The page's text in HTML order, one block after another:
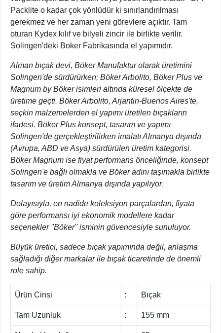
Packlite o kadar çok yönlüdür ki sınırlandırılması
gerekmez ve her zaman yeni görevlere açıktır. Tam
oturan Kydex kılıf ve bilyeli zincir ile birlikte verilir.
Solingen'deki Boker Fabrikasında el yapımıdır.
Alman bıçak devi, Böker Manufaktur olarak üretimini
Solingen'de sürdürürken; Böker Arbolito, Böker Plus ve
Magnum by Böker isimleri altında küresel ölçekte de
üretime geçti. Böker Arbolito, Arjantin-Buenos Aires'te,
seçkin malzemelerden el yapımı üretilen bıçakların
ifadesi. Böker Plus konsept, tasarım ve yapımı
Solingen'de gerçekleştirilirken imalatı Almanya dışında
(Avrupa, ABD ve Asya) sürdürülen üretim kategorisi.
Böker Magnum ise fiyat performans önceliğinde, konsept
Solingen'e bağlı olmakla ve Böker adını taşımakla birlikte
tasarım ve üretim Almanya dışında yapılıyor.
Dolayısıyla, en nadide koleksiyon parçalardan, fiyata
göre performansı iyi ekonomik modellere kadar
seçenekler ''Böker'' isminin güvencesiyle sunuluyor.
Büyük üretici, sadece bıçak yapımında değil, anlaşma
sağladığı diğer markalar ile bıçak ticaretinde de önemli
role sahip.
Ürün Cinsi : Bıçak
Tam Uzunluk : 155 mm